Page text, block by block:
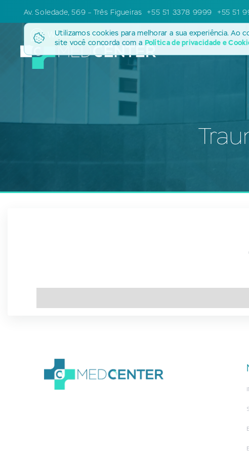
Av. Soledade, 569 – Três Figueiras +55 51 3378 9999 +55 51
WHATSAPP
Utilizamos cookies para melhorar a sua experiência. Ao
site você concorda com a Política de privacidade e